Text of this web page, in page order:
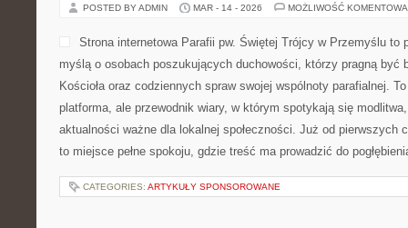
POSTED BY ADMIN MAR - 14 - 2026 MOŻLIWOŚĆ
Strona internetowa Parafii pw. Świętej Trójcy w Przemyślu to
myślą o osobach poszukujących duchowości, którzy pragną być
Kościoła oraz codziennych spraw swojej wspólnoty parafialnej.
platforma, ale przewodnik wiary, w którym spotykają się
aktualności ważne dla lokalnej społeczności. Już od pierwszych
to miejsce pełne spokoju, gdzie treść ma prowadzić do
CATEGORIES: ARTYKUŁY SPONSOROWANE